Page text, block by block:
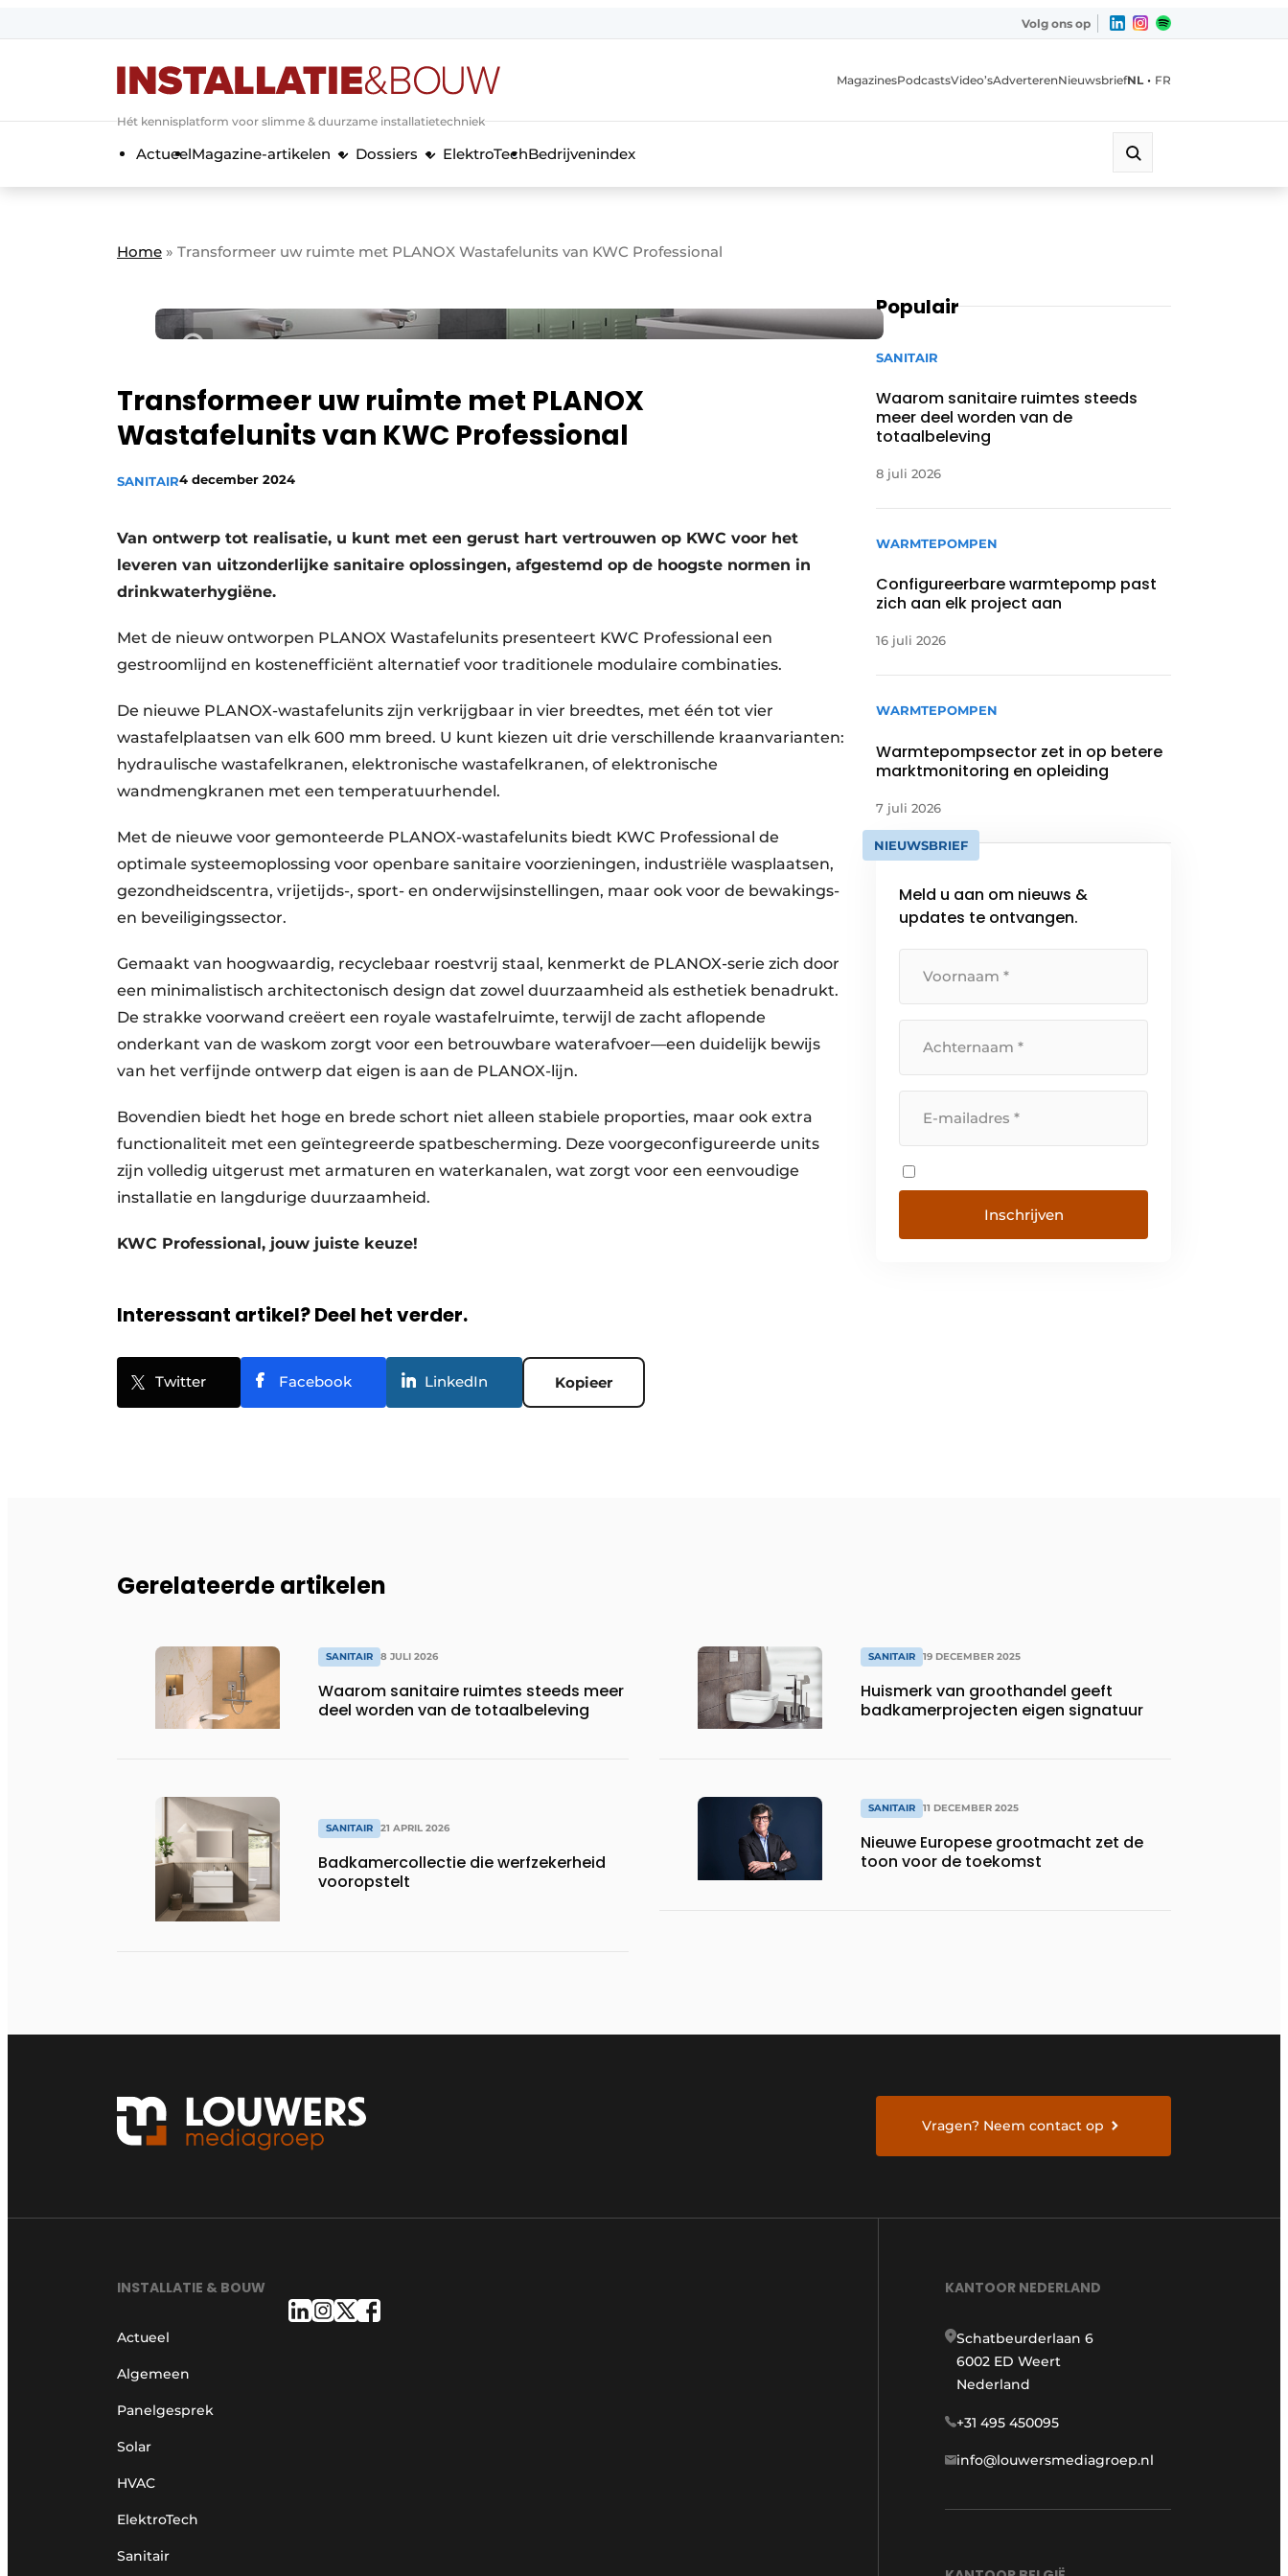
Algemene voorwaarden
Banner overzicht
BedrijvenAanmeldenBedankt voor de aanmelding
Bedrijven
Evenement aanmelden
Meest gelezen
Podcasts
Vacature aanmelden
Vacatures
Volg ons op
Hét kennisplatform voor slimme & duurzame installatietechniek
MagazinesPodcastsVideo’sAdverterenNieuwsbriefNL • FR
ActueelMagazine-artikelen Dossiers ElektroTechBedrijvenindex
Home » Transformeer uw ruimte met PLANOX Wastafelunits van KWC Professional
Transformeer uw ruimte met PLANOX
Wastafelunits van KWC Professional
SANITAIR4 december 2024
Van ontwerp tot realisatie, u kunt met een gerust hart vertrouwen op KWC voor het
leveren van uitzonderlijke sanitaire oplossingen, afgestemd op de hoogste normen in
drinkwaterhygiëne.
Met de nieuw ontworpen PLANOX Wastafelunits presenteert KWC Professional een
gestroomlijnd en kostenefficiënt alternatief voor traditionele modulaire combinaties.
De nieuwe PLANOX-wastafelunits zijn verkrijgbaar in vier breedtes, met één tot vier
wastafelplaatsen van elk 600 mm breed. U kunt kiezen uit drie verschillende kraanvarianten:
hydraulische wastafelkranen, elektronische wastafelkranen, of elektronische
wandmengkranen met een temperatuurhendel.
Met de nieuwe voor gemonteerde PLANOX-wastafelunits biedt KWC Professional de
optimale systeemoplossing voor openbare sanitaire voorzieningen, industriële wasplaatsen,
gezondheidscentra, vrijetijds-, sport- en onderwijsinstellingen, maar ook voor de bewakings-
en beveiligingssector.
Gemaakt van hoogwaardig, recyclebaar roestvrij staal, kenmerkt de PLANOX-serie zich door
een minimalistisch architectonisch design dat zowel duurzaamheid als esthetiek benadrukt.
De strakke voorwand creëert een royale wastafelruimte, terwijl de zacht aflopende
onderkant van de waskom zorgt voor een betrouwbare waterafvoer—een duidelijk bewijs
van het verfijnde ontwerp dat eigen is aan de PLANOX-lijn.
Bovendien biedt het hoge en brede schort niet alleen stabiele proporties, maar ook extra
functionaliteit met een geïntegreerde spatbescherming. Deze voorgeconfigureerde units
zijn volledig uitgerust met armaturen en waterkanalen, wat zorgt voor een eenvoudige
installatie en langdurige duurzaamheid.
KWC Professional, jouw juiste keuze!
Interessant artikel? Deel het verder.
Twitter Facebook LinkedIn Kopieer
Populair
SANITAIR
Waarom sanitaire ruimtes steeds
meer deel worden van de
totaalbeleving
8 juli 2026
WARMTEPOMPEN
Configureerbare warmtepomp past
zich aan elk project aan
16 juli 2026
WARMTEPOMPEN
Warmtepompsector zet in op betere
marktmonitoring en opleiding
7 juli 2026
NIEUWSBRIEF
Meld u aan om nieuws &
updates te ontvangen.
Gerelateerde artikelen
SANITAIR 8 JULI 2026
Waarom sanitaire ruimtes steeds meer
deel worden van de totaalbeleving
SANITAIR 21 APRIL 2026
Badkamercollectie die werfzekerheid
vooropstelt
SANITAIR 19 DECEMBER 2025
Huismerk van groothandel geeft
badkamerprojecten eigen signatuur
SANITAIR 11 DECEMBER 2025
Nieuwe Europese grootmacht zet de
toon voor de toekomst
Vragen? Neem contact op
INSTALLATIE & BOUW
Actueel
Algemeen
Panelgesprek
Solar
HVAC
ElektroTech
Sanitair
KANTOOR NEDERLAND
Schatbeurderlaan 6
6002 ED Weert
Nederland
+31 495 450095
info@louwersmediagroep.nl